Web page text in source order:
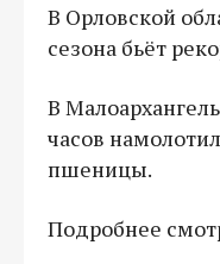
В Орловской
сезона бьёт
В
часов
пшеницы.
Подробнее